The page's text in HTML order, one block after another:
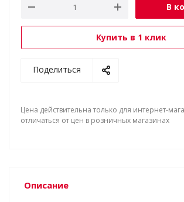
В
Купить в 1 клик
Поделиться
Цена действительна только для интернет-
отличаться от цен в розничных магазинах
Описание